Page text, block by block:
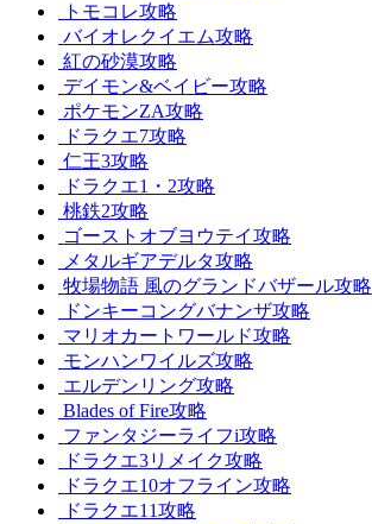
トモコレ攻略
バイオレクイエム攻略
紅の砂漠攻略
デイモン&ベイビー攻略
ポケモンZA攻略
ドラクエ7攻略
仁王3攻略
ドラクエ1・2攻略
桃鉄2攻略
ゴーストオブヨウテイ攻略
メタルギアデルタ攻略
牧場物語 風のグランドバザール攻略
ドンキーコングバナンザ攻略
マリオカートワールド攻略
モンハンワイルズ攻略
エルデンリング攻略
Blades of Fire攻略
ファンタジーライフi攻略
ドラクエ3リメイク攻略
ドラクエ10オフライン攻略
ドラクエ11攻略